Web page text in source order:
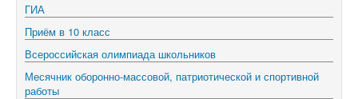
ГИА
Приём в 10 класс
Всероссийская олимпиада школьников
Месячник оборонно-массовой, патриотической и спортивной
работы